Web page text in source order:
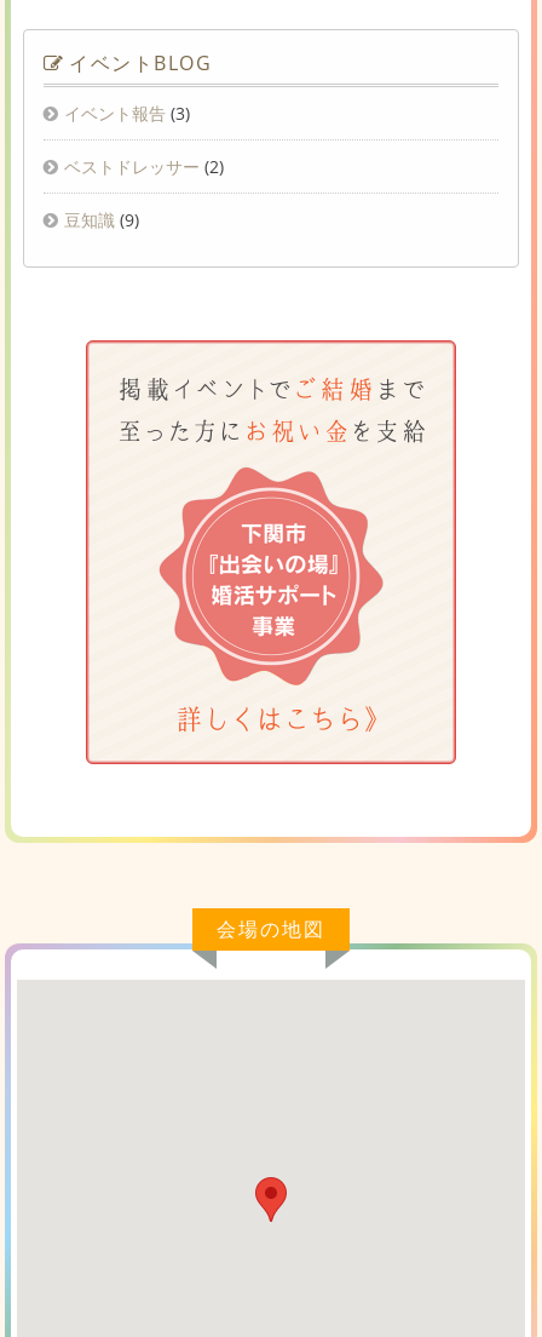
イベントBLOG
イベント報告 (3)
ベストドレッサー (2)
豆知識 (9)
会場の地図